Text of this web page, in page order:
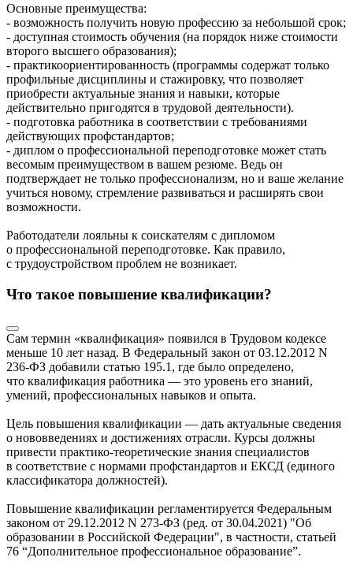
Основные преимущества:
- возможность получить новую профессию за небольшой срок;
- доступная стоимость обучения (на порядок ниже стоимости
второго высшего образования);
- практикоориентированность (программы содержат только
профильные дисциплины и стажировку, что позволяет
приобрести актуальные знания и навыки, которые
действительно пригодятся в трудовой деятельности).
- подготовка работника в соответствии с требованиями
действующих профстандартов;
- диплом о профессиональной переподготовке может стать
весомым преимуществом в вашем резюме. Ведь он
подтверждает не только профессионализм, но и ваше желание
учиться новому, стремление развиваться и расширять свои
возможности.
Работодатели лояльны к соискателям с дипломом
о профессиональной переподготовке. Как правило,
с трудоустройством проблем не возникает.
Что такое повышение квалификации?
Сам термин «квалификация» появился в Трудовом кодексе
меньше 10 лет назад. В Федеральный закон от 03.12.2012 N
236-ФЗ добавили статью 195.1, где было определено,
что квалификация работника — это уровень его знаний,
умений, профессиональных навыков и опыта.
Цель повышения квалификации — дать актуальные сведения
о нововведениях и достижениях отрасли. Курсы должны
привести практико-теоретические знания специалистов
в соответствие с нормами профстандартов и ЕКСД (единого
классификатора должностей).
Повышение квалификации регламентируется Федеральным
законом от 29.12.2012 N 273-ФЗ (ред. от 30.04.2021) "Об
образовании в Российской Федерации", в частности, статьей
76 “Дополнительное профессиональное образование”.